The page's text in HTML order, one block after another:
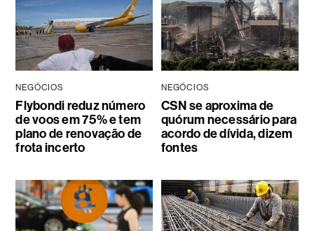
NEGÓCIOS
Flybondi reduz número
de voos em 75% e tem
plano de renovação de
frota incerto
NEGÓCIOS
CSN se aproxima de
quórum necessário para
acordo de dívida, dizem
fontes